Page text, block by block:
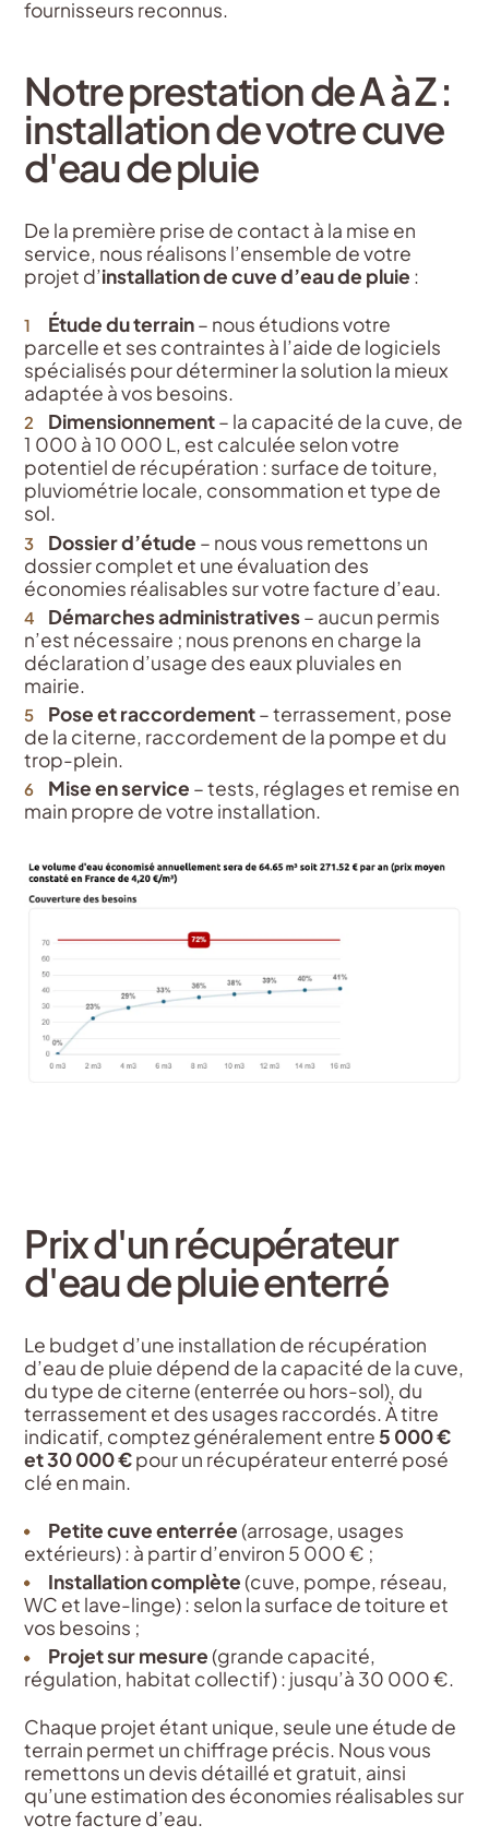
fournisseurs reconnus.
Notre prestation de A à Z :
installation de votre cuve
d'eau de pluie
De la première prise de contact à la mise en
service, nous réalisons l’ensemble de votre
projet d’installation de cuve d’eau de pluie :
Étude du terrain– nous étudions votre
parcelle et ses contraintes à l’aide de logiciels
spécialisés pour déterminer la solution la mieux
adaptée à vos besoins.
Dimensionnement– la capacité de la cuve, de
1 000 à 10 000 L, est calculée selon votre
potentiel de récupération : surface de toiture,
pluviométrie locale, consommation et type de
sol.
Dossier d’étude – nous vous remettons un
dossier complet et une évaluation des
économies réalisables sur votre facture d’eau.
Démarches administratives– aucun permis
n’est nécessaire ; nous prenons en charge la
déclaration d’usage des eaux pluviales en
mairie.
Pose et raccordement– terrassement, pose
de la citerne, raccordement de la pompe et du
trop-plein.
Mise en service – tests, réglages et remise en
main propre de votre installation.
Prix d'un récupérateur
d'eau de pluie enterré
Le budget d’une installation de récupération
d’eau de pluie dépend de la capacité de la cuve,
du type de citerne (enterrée ou hors-sol), du
terrassement et des usages raccordés. À titre
indicatif, comptez généralement entre5 000 €
et 30 000 €pour un récupérateur enterré posé
clé en main.
Petite cuve enterrée(arrosage, usages
extérieurs) : à partir d’environ 5 000 € ;
Installation complète(cuve, pompe, réseau,
WC et lave-linge) : selon la surface de toiture et
vos besoins ;
Projet sur mesure(grande capacité,
régulation, habitat collectif) : jusqu’à 30 000 €.
Chaque projet étant unique, seule une étude de
terrain permet un chiffrage précis. Nous vous
remettons un devis détaillé et gratuit, ainsi
qu’une estimation des économies réalisables sur
votre facture d’eau.